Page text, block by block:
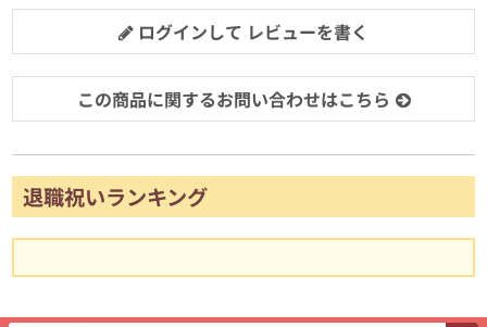
ログインして レビューを書く
この商品に関するお問い合わせはこちら
退職祝いランキング